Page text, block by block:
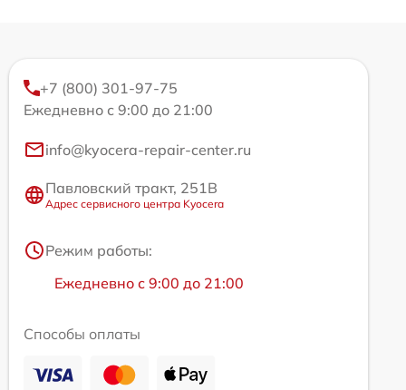
+7 (800) 301-97-75
Ежедневно с 9:00 до 21:00
info@kyocera-repair-center.ru
Павловский тракт, 251В
Адрес сервисного центра Kyocera
Режим работы:
Ежедневно с 9:00 до 21:00
Способы оплаты